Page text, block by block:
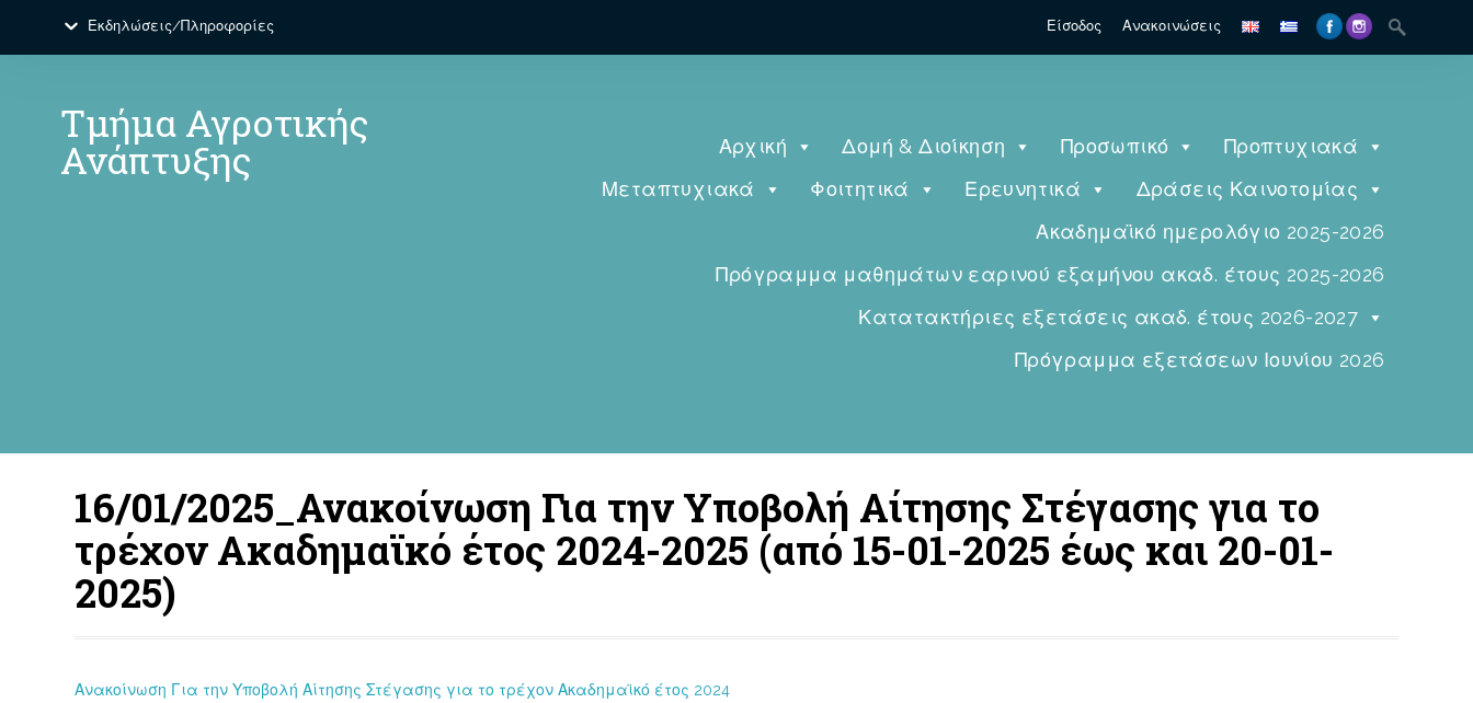
Εκδηλώσεις/Πληροφορίες Είσοδος Ανακοινώσεις
Τμήμα Αγροτικής
Ανάπτυξης Αρχική Δομή & Διοίκηση Προσωπικό
Προπτυχιακά
Μεταπτυχιακά
Φοιτητικά Ερευνητικά
Δράσεις Καινοτομίας
Ακαδημαϊκό ημερολόγιο 2025-2026
Πρόγραμμα μαθημάτων εαρινού εξαμήνου ακαδ. έτους 2025-2026
Κατατακτήριες εξετάσεις ακαδ. έτους 2026-2027
Πρόγραμμα εξετάσεων Ιουνίου 2026
16/01/2025_Ανακοίνωση Για την Υποβολή Αίτησης Στέγασης για το
τρέχον Ακαδημαϊκό έτος 2024-2025 (από 15-01-2025 έως και 20-01-
2025)
Ανακοίνωση Για την Υποβολή Αίτησης Στέγασης για το τρέχον Ακαδημαϊκό έτος 2024